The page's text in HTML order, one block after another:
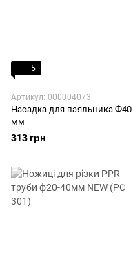
5
Артикул: 000004073
Насадка для паяльника Ф40
мм
313 грн